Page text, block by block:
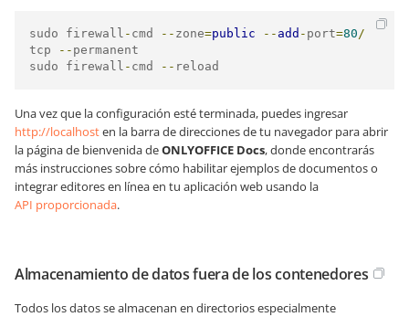
sudo firewall - cmd -- zone=public -- add - port=80/
tcp
-- permanent
sudo firewall - cmd -- reload
Una vez que la configuración esté terminada, puedes ingresar
http://localhosten la barra de direcciones de tu navegador para abrir
la página de bienvenida deONLYOFFICE Docs, donde encontrarás
más instrucciones sobre cómo habilitar ejemplos de documentos o
integrar editores en línea en tu aplicación web usando la
API proporcionada.
Almacenamiento de datos fuera de los contenedores
Todos los datos se almacenan en directorios especialmente